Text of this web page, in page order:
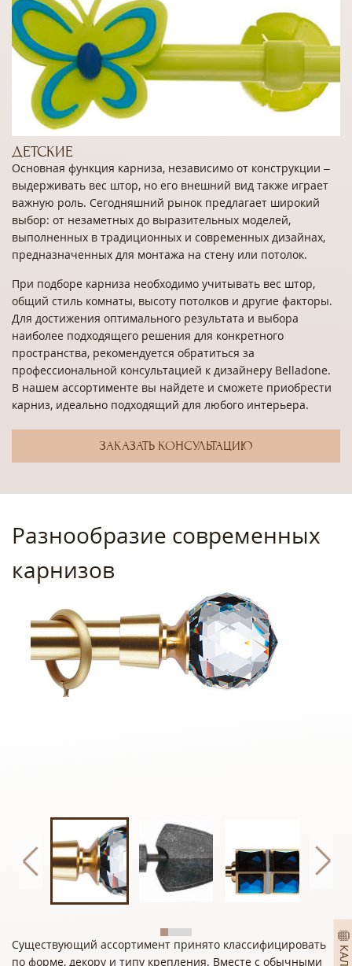
Основная функция карниза, независимо от конструкции –
выдерживать вес штор, но его внешний вид также играет
важную роль. Сегодняшний рынок предлагает широкий
выбор: от незаметных до выразительных моделей,
выполненных в традиционных и современных дизайнах,
предназначенных для монтажа на стену или потолок.
При подборе карниза необходимо учитывать вес штор,
общий стиль комнаты, высоту потолков и другие факторы.
Для достижения оптимального результата и выбора
наиболее подходящего решения для конкретного
пространства, рекомендуется обратиться за
профессиональной консультацией к дизайнеру Belladone.
В нашем ассортименте вы найдете и сможете приобрести
карниз, идеально подходящий для любого интерьера.
ЗАКАЗАТЬ КОНСУЛЬТАЦИЮ
ДЕТСКИЕ
Существующий ассортимент принято классифицировать
по форме, декору и типу крепления. Вместе с обычными